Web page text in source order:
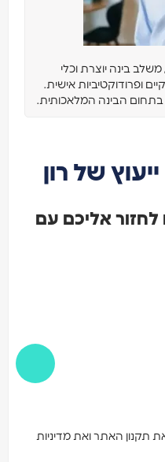
בינה יוצרת וכלי
ופרודוקטיביות אישית.
הבינה המלאכותית.
של רון
אליכם עם
תקנון האתר ואת מדיניות